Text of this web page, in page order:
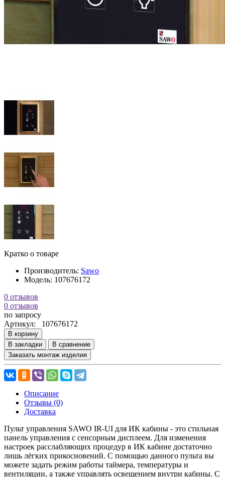
Кратко о товаре
Производитель: Sawo
Модель: 107676172
0 отзывов
0 отзывов
по запросу
Артикул: 107676172
В корзину
В закладки
В сравнение
Заказать монтаж изделия
Описание
Отзывы (0)
Доставка
Пульт управления SAWO IR-UI для ИК кабины - это стильная
панель управления с сенсорным дисплеем. Для изменения
настроек расслабляющих процедур в ИК кабине достаточно
лишь лёгких прикосновений. С помощью данного пульта вы
можете задать режим работы таймера, температуры и
вентиляции, а также управлять освещением внутри кабины. С